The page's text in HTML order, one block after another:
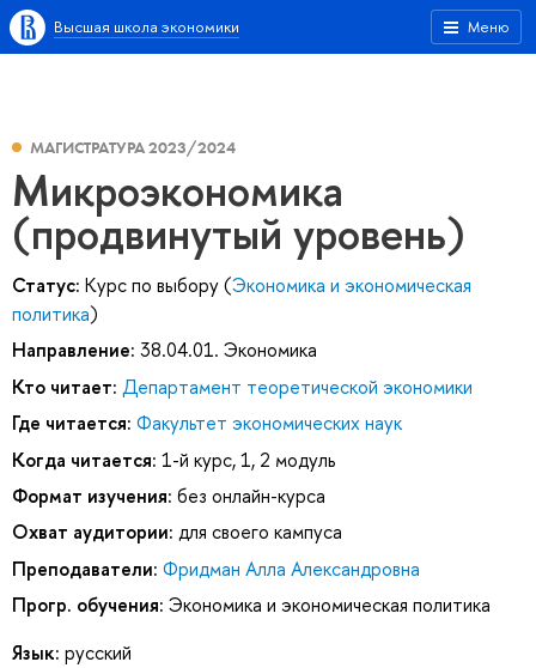
Меню
Высшая школа экономики
МАГИСТРАТУРА 2023/2024
Микроэкономика
(продвинутый уровень)
Статус: Курс по выбору (Экономика и экономическая
политика)
Направление: 38.04.01. Экономика
Кто читает: Департамент теоретической экономики
Где читается: Факультет экономических наук
Когда читается: 1-й курс, 1, 2 модуль
Формат изучения: без онлайн-курса
Охват аудитории: для своего кампуса
Преподаватели: Фридман Алла Александровна
Прогр. обучения: Экономика и экономическая политика
Язык: русский